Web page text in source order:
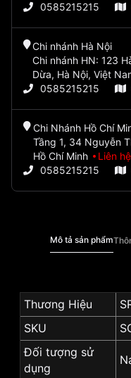
0585215215
Chi nhánh Hà Nội
Chi nhánh HN: 123
Dừa, Hà Nội, Việt
0585215215
Chi Nhánh Hồ Chí
Tầng 1, 34 Nguyễn
Hồ Chí Minh
Liên hệ
0585215215
Mô tả sản phẩm
Thương Hiệu
SKU
Đối tượng sử
dụng